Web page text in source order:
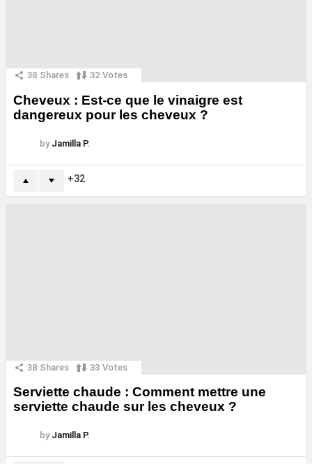
38 Shares 32 Votes
Cheveux : Est-ce que le vinaigre est
dangereux pour les cheveux ?
by Jamilla P.
32
38 Shares 33 Votes
Serviette chaude : Comment mettre une
serviette chaude sur les cheveux ?
by Jamilla P.